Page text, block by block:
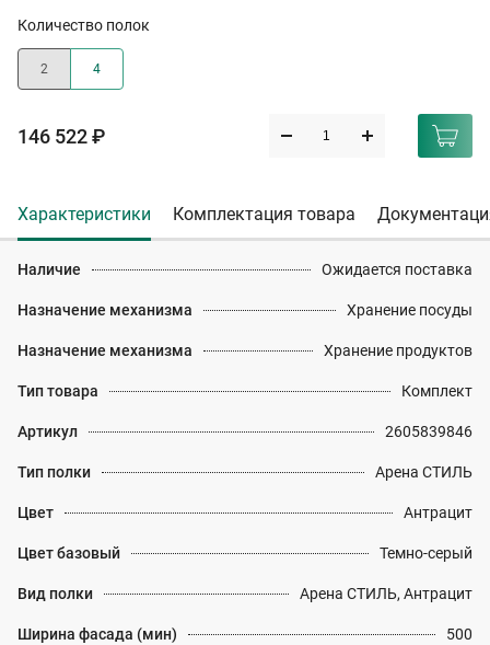
Количество полок
2 4
146 522 ₽
Характеристики Комплектация товара
Наличие Ожидается поставка
Назначение механизма Хранение посуды
Назначение механизма Хранение продуктов
Тип товара Комплект
Артикул 2605839846
Тип полки Арена СТИЛЬ
Цвет Антрацит
Цвет базовый Темно-серый
Вид полки Арена СТИЛЬ, Антрацит
Ширина фасада (мин) 500